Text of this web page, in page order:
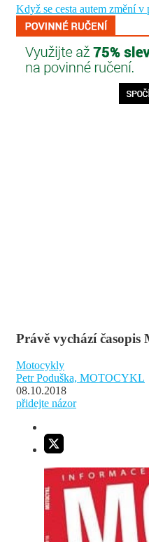
Právě vychází časopis
Motocykly
Petr Poduška, MOTOCYKL
08.10.2018
přidejte názor
Když se cesta autem změní v